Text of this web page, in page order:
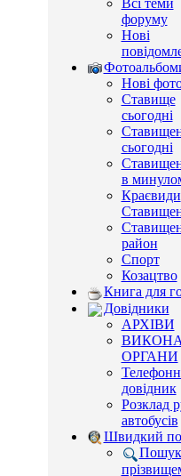
Всі теми
форуму
Нові
Нові
Ставище
сьогодні
сьогодні
в
Краєвиди
район
Спорт
Козацтво
Книга для
Довідники
АРХІВИ
ОРГАНИ
довідник
Розклад
автобусів
Швидкий
Пошук